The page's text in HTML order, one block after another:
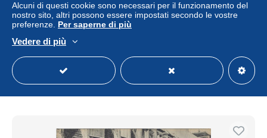
75 - PARIS - LA SALPETRIERE - 7 Débit
± 5,76 USD
Stato Residenziale
Alcuni di questi cookie sono necessari per il funzionamento del
nostro sito, altri possono essere impostati secondo le vostre
preferenze. Per saperne di più
Vedere di più